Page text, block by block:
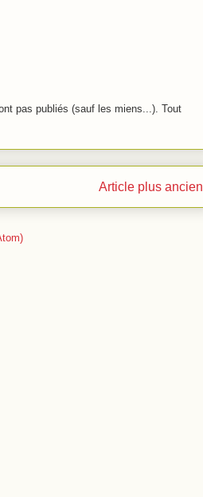
pas publiés (sauf les miens...). Tout
Article plus ancien